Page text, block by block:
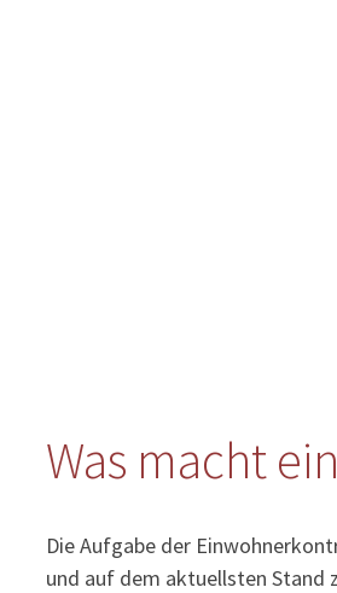
Was macht
Die Aufgabe der
und auf dem aktuellsten Stand